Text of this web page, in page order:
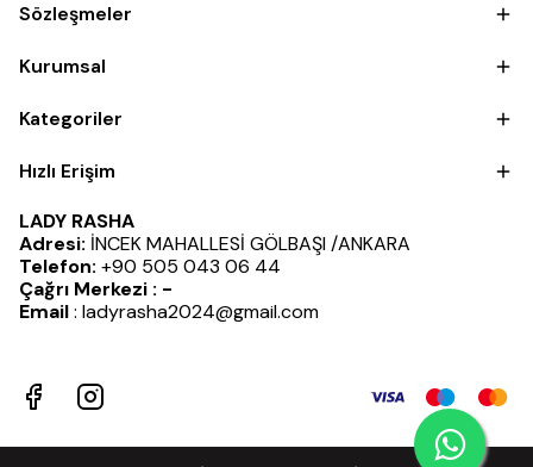
Sözleşmeler
Kurumsal
Kategoriler
Hızlı Erişim
LADY RASHA
Adresi: İNCEK MAHALLESİ GÖLBAŞI /ANKARA
Telefon: +90 505 043 06 44
Çağrı Merkezi : -
Email: ladyrasha2024@gmail.com